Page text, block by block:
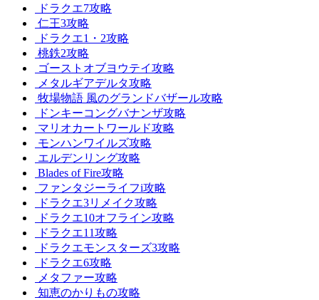
ドラクエ7攻略
仁王3攻略
ドラクエ1・2攻略
桃鉄2攻略
ゴーストオブヨウテイ攻略
メタルギアデルタ攻略
牧場物語 風のグランドバザール攻略
ドンキーコングバナンザ攻略
マリオカートワールド攻略
モンハンワイルズ攻略
エルデンリング攻略
Blades of Fire攻略
ファンタジーライフi攻略
ドラクエ3リメイク攻略
ドラクエ10オフライン攻略
ドラクエ11攻略
ドラクエモンスターズ3攻略
ドラクエ6攻略
メタファー攻略
知恵のかりもの攻略